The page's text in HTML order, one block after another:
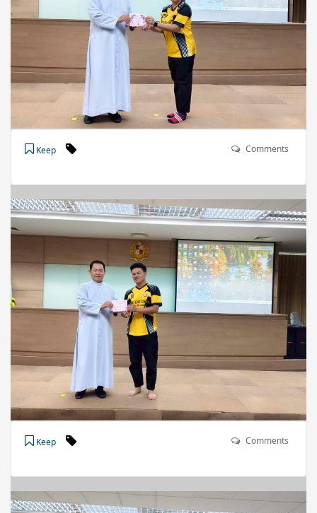
Keep Comments
Keep Comments